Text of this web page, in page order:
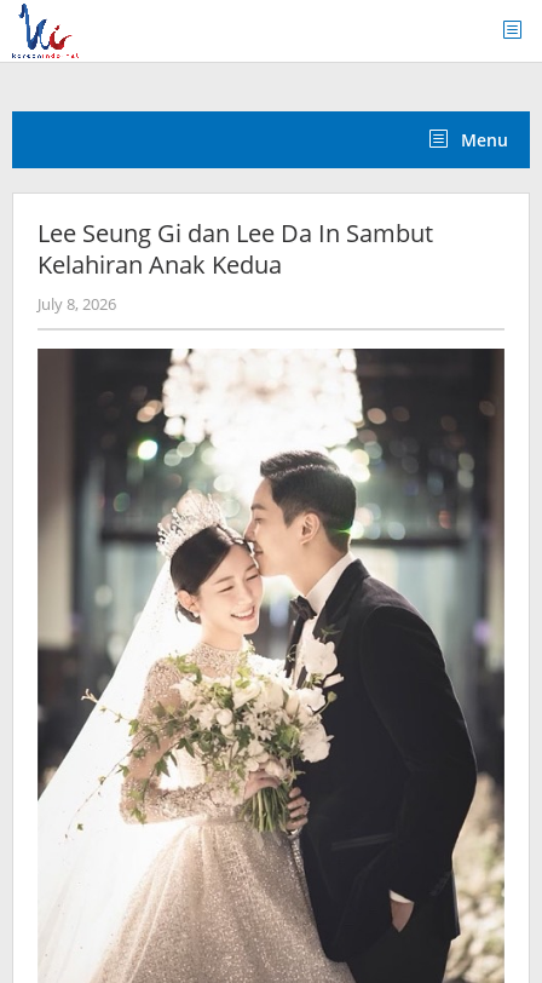
Skip
content
Menu
Lee Seung Gi dan Lee Da In Sambut
Kelahiran Anak Kedua
July 8, 2026by
Kidihae